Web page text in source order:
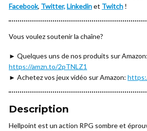
Facebook, Twitter,Linkedinet Twitch !
Vous voulez soutenir la chaîne?
► Quelques uns de nos produits sur Amazon:
https://amzn.to/2pTNLZ1
► Achetez vos jeux vidéo sur Amazon:
Description
Hellpoint est un action RPG sombre et